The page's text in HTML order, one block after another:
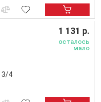
3/4
1 131 р.
осталось
мало